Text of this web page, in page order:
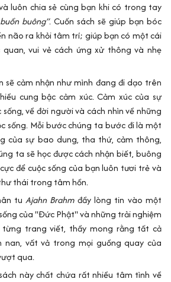
luôn chia sẻ cùng bạn khi có trong tay
buông”. Cuốn sách sẽ giúp bạn bóc
não ra khỏi tâm trí; giúp bạn có một cái
quan, vui vẻ cách ứng xử thông và nhẹ
sẽ cảm nhận như mình đang đi dạo trên
cung bậc cảm xúc. Cảm xúc của sự
về đời người và cách nhìn về những
sống. Mỗi bước chúng ta bước đi là một
của sự bao dung, tha thứ, cảm thông,
ta sẽ học được cách nhận biết, buông
để cuộc sống của bạn luôn tươi trẻ và
thái trong tâm hồn.
tuAjahn Brahmđầy lòng tin vào một
của "Đức Phật" và những trải nghiệm
trang viết, thầy mong rằng tất cả
nan, vất vả trong mọi guồng quay của
qua.
này chất chứa rất nhiều tâm tình về